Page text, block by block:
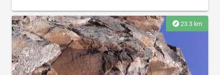
explore 23.3 km